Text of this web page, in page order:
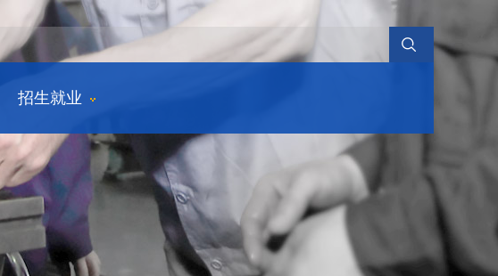
招生就业